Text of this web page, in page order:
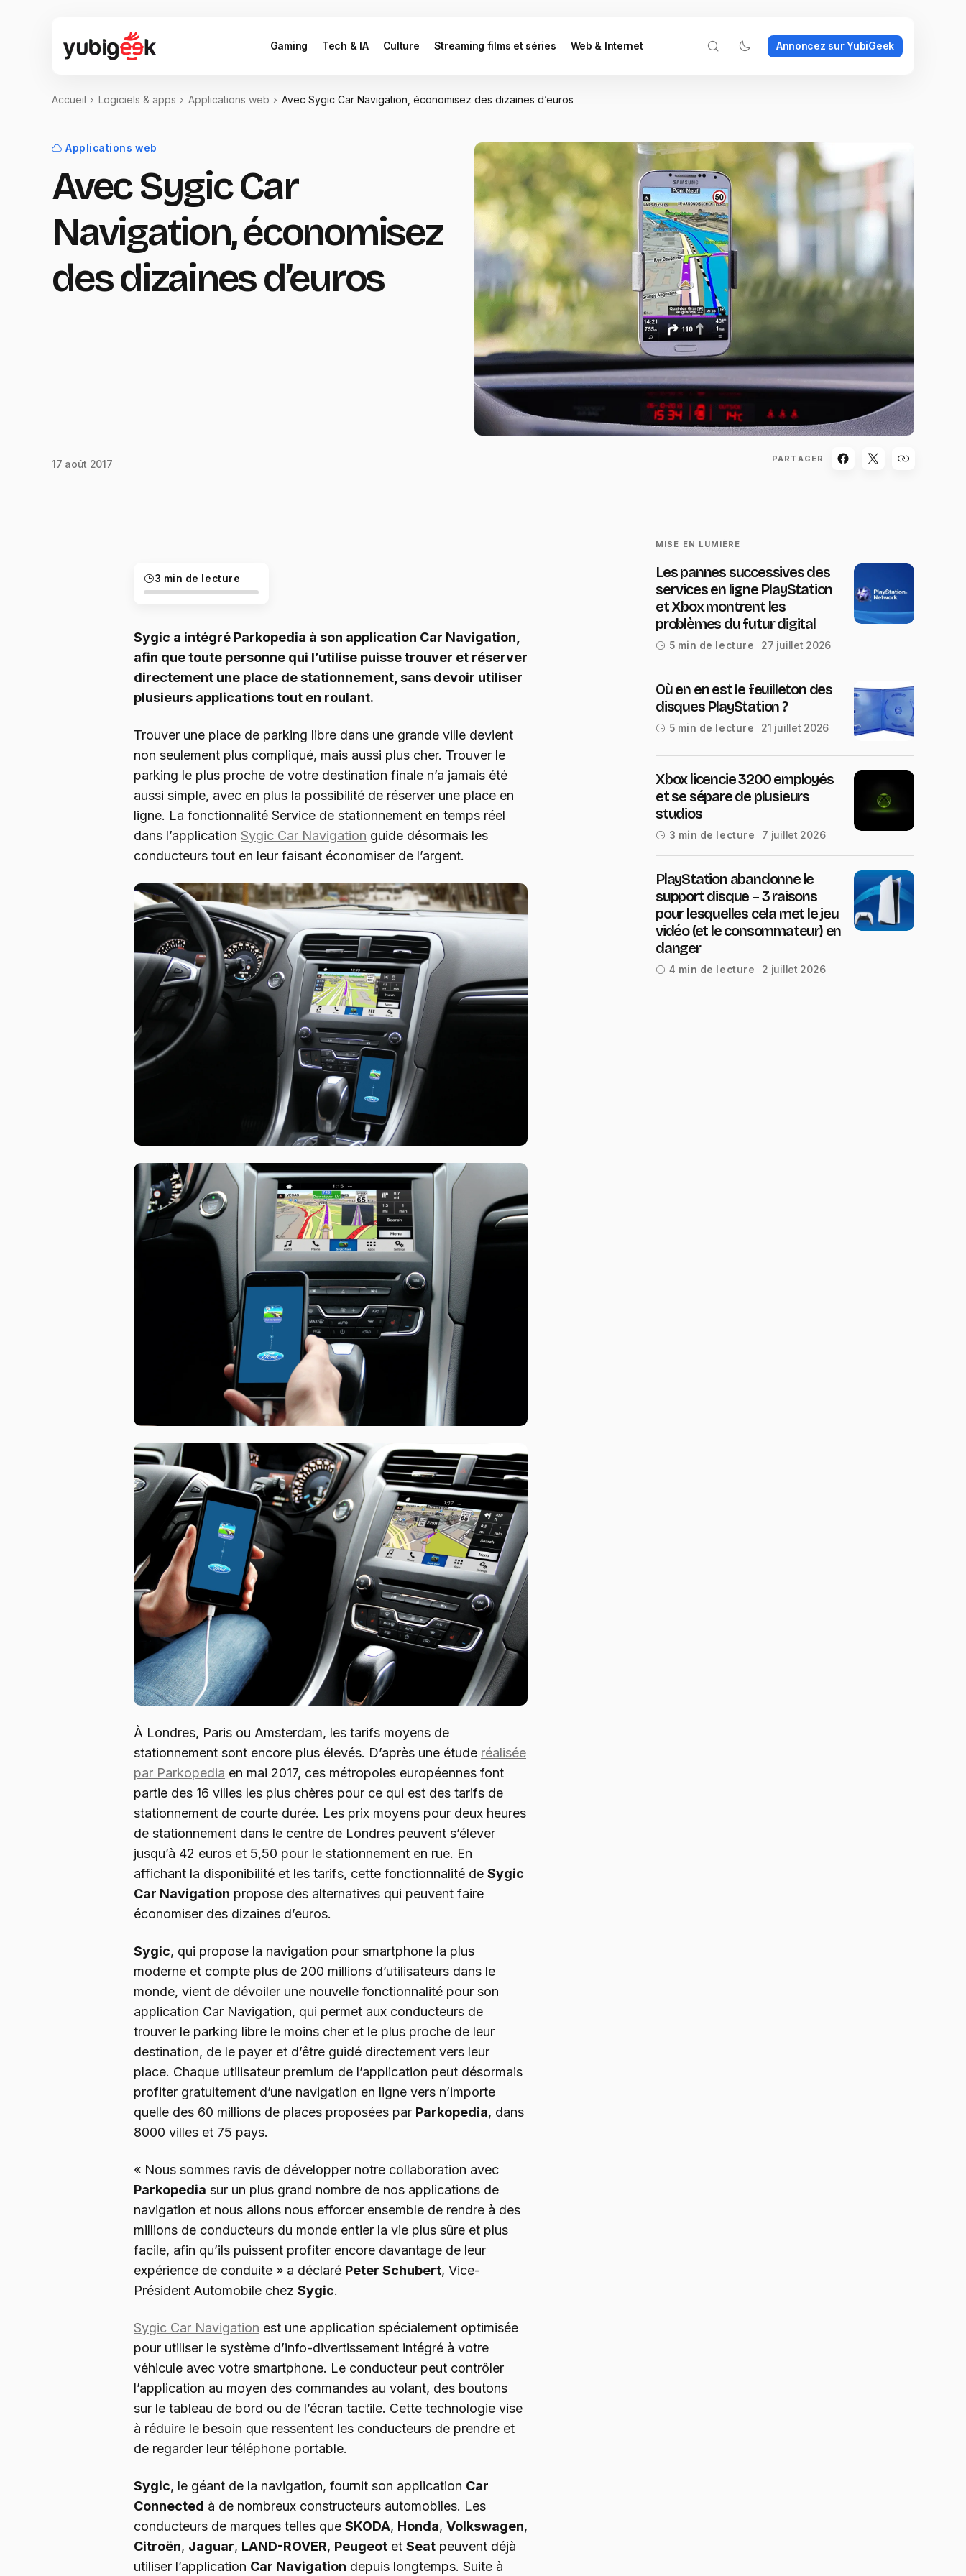
Gaming Tech & IA Culture Streaming films et séries Web & Internet Annoncez sur YubiGeek
Accueil Logiciels & apps Applications web Avec Sygic Car Navigation, économisez des dizaines d’euros
Applications web
Avec Sygic Car
Navigation, économisez
des dizaines d’euros
17 août 2017 PARTAGER
3 min de lecture
Sygic a intégré Parkopedia à son application Car Navigation,
afin que toute personne qui l’utilise puisse trouver et réserver
directement une place de stationnement, sans devoir utiliser
plusieurs applications tout en roulant.
Trouver une place de parking libre dans une grande ville devient
non seulement plus compliqué, mais aussi plus cher. Trouver le
parking le plus proche de votre destination finale n’a jamais été
aussi simple, avec en plus la possibilité de réserver une place en
ligne. La fonctionnalité Service de stationnement en temps réel
dans l’application Sygic Car Navigation guide désormais les
conducteurs tout en leur faisant économiser de l’argent.
À Londres, Paris ou Amsterdam, les tarifs moyens de
stationnement sont encore plus élevés. D’après une étude réalisée
par Parkopedia en mai 2017, ces métropoles européennes font
partie des 16 villes les plus chères pour ce qui est des tarifs de
stationnement de courte durée. Les prix moyens pour deux heures
de stationnement dans le centre de Londres peuvent s’élever
jusqu’à 42 euros et 5,50 pour le stationnement en rue. En
affichant la disponibilité et les tarifs, cette fonctionnalité de Sygic
Car Navigation propose des alternatives qui peuvent faire
économiser des dizaines d’euros.
Sygic, qui propose la navigation pour smartphone la plus
moderne et compte plus de 200 millions d’utilisateurs dans le
monde, vient de dévoiler une nouvelle fonctionnalité pour son
application Car Navigation, qui permet aux conducteurs de
trouver le parking libre le moins cher et le plus proche de leur
destination, de le payer et d’être guidé directement vers leur
place. Chaque utilisateur premium de l’application peut désormais
profiter gratuitement d’une navigation en ligne vers n’importe
quelle des 60 millions de places proposées par Parkopedia, dans
8000 villes et 75 pays.
« Nous sommes ravis de développer notre collaboration avec
Parkopedia sur un plus grand nombre de nos applications de
navigation et nous allons nous efforcer ensemble de rendre à des
millions de conducteurs du monde entier la vie plus sûre et plus
facile, afin qu’ils puissent profiter encore davantage de leur
expérience de conduite » a déclaré Peter Schubert, Vice-
Président Automobile chez Sygic.
Sygic Car Navigation est une application spécialement optimisée
pour utiliser le système d’info-divertissement intégré à votre
véhicule avec votre smartphone. Le conducteur peut contrôler
l’application au moyen des commandes au volant, des boutons
sur le tableau de bord ou de l’écran tactile. Cette technologie vise
à réduire le besoin que ressentent les conducteurs de prendre et
de regarder leur téléphone portable.
Sygic, le géant de la navigation, fournit son application Car
Connected à de nombreux constructeurs automobiles. Les
conducteurs de marques telles que SKODA, Honda, Volkswagen,
Citroën, Jaguar, LAND-ROVER, Peugeot et Seat peuvent déjà
utiliser l’application Car Navigation depuis longtemps. Suite à
MISE EN LUMIÈRE
Les pannes successives des
services en ligne PlayStation
et Xbox montrent les
problèmes du futur digital
5 min de lecture 27 juillet 2026
Où en en est le feuilleton des
disques PlayStation ?
5 min de lecture 21 juillet 2026
Xbox licencie 3200 employés
et se sépare de plusieurs
studios
3 min de lecture 7 juillet 2026
PlayStation abandonne le
support disque – 3 raisons
pour lesquelles cela met le jeu
vidéo (et le consommateur) en
danger
4 min de lecture 2 juillet 2026